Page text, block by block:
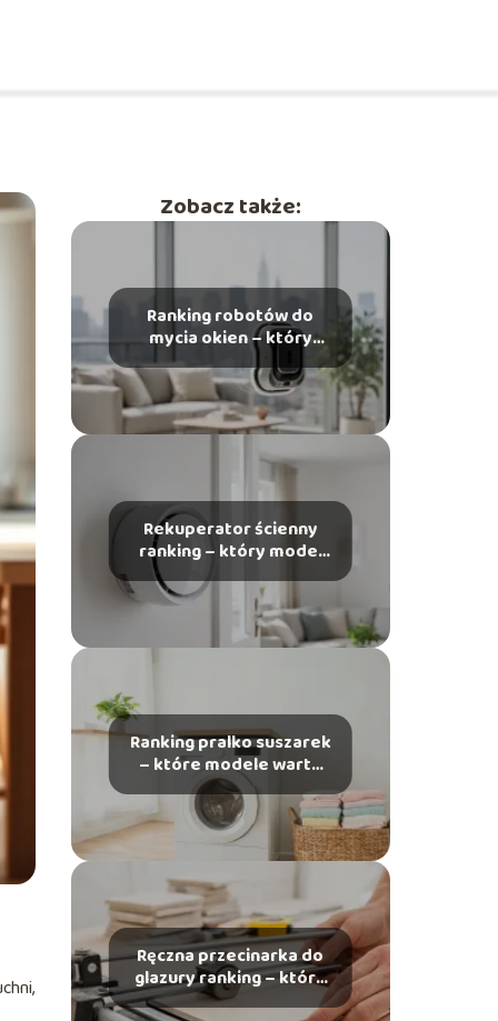
Zobacz także:
Ranking robotów do
mycia okien – który
model wybrać?
Rekuperator ścienny
ranking – który model
wybrać do domu?
Ranking pralko suszarek
– które modele warto
kupić?
Ręczna przecinarka do
glazury ranking – którą
wybrać?